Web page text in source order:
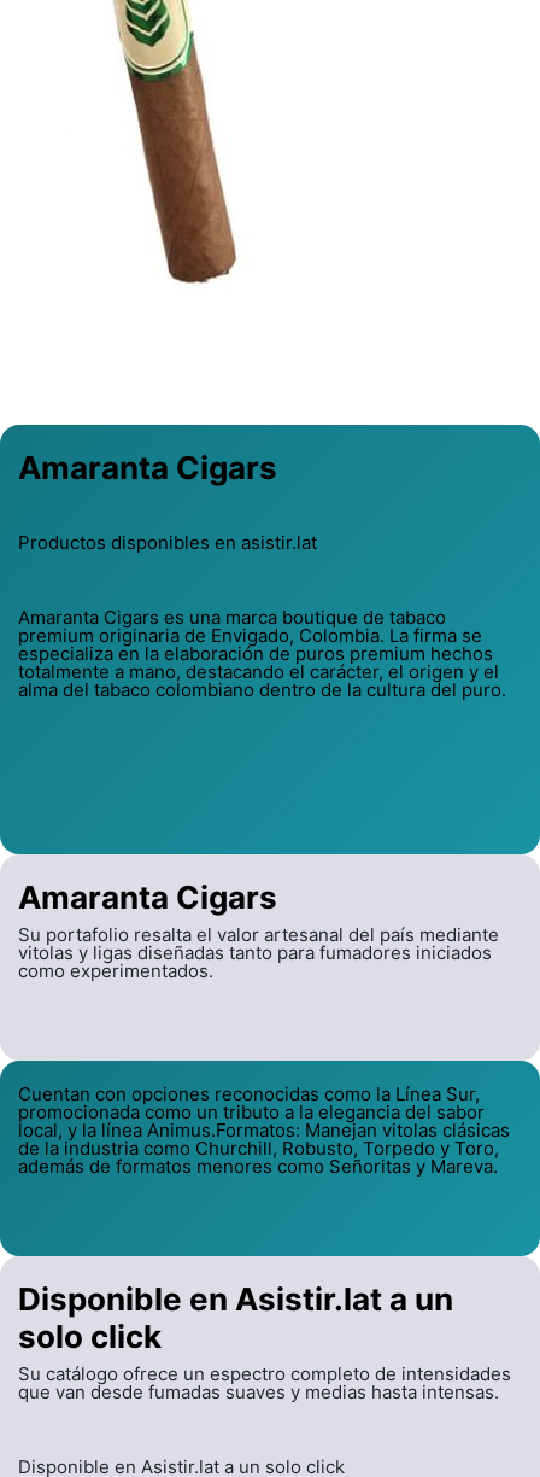
Amaranta Cigars
Su portafolio resalta el valor artesanal del país mediante
vitolas y ligas diseñadas tanto para fumadores iniciados
como experimentados.
Amaranta Cigars
Productos disponibles en asistir.lat
Amaranta Cigars es una marca boutique de tabaco
premium originaria de Envigado, Colombia. La firma se
especializa en la elaboración de puros premium hechos
totalmente a mano, destacando el carácter, el origen y el
alma del tabaco colombiano dentro de la cultura del puro.
Cuentan con opciones reconocidas como la Línea Sur,
promocionada como un tributo a la elegancia del sabor
local, y la línea Animus.Formatos: Manejan vitolas clásicas
de la industria como Churchill, Robusto, Torpedo y Toro,
además de formatos menores como Señoritas y Mareva.
Disponible en Asistir.lat a un
solo click
Su catálogo ofrece un espectro completo de intensidades
que van desde fumadas suaves y medias hasta intensas.
Disponible en Asistir.lat a un solo click